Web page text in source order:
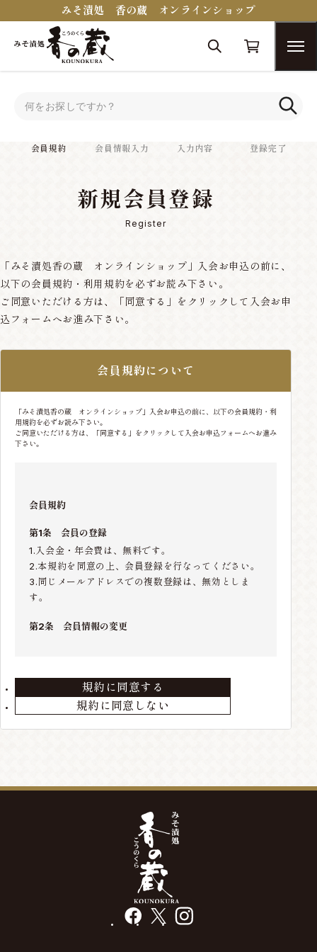
みそ漬処 香の蔵 オンラインショップ
会員規約 会員情報入力 入力内容 登録完了
新規会員登録
Register
「みそ漬処香の蔵 オンラインショップ」入会お申込の前に、
以下の会員規約・利用規約を必ずお読み下さい。
ご同意いただける方は、「同意する」をクリックして入会お申
込フォームへお進み下さい。
会員規約について
「みそ漬処香の蔵 オンラインショップ」入会お申込の前に、以下の会員規約・利
用規約を必ずお読み下さい。
ご同意いただける方は、「同意する」をクリックして入会お申込フォームへお進み
下さい。
会員規約
第1条 会員の登録
1.入会金・年会費は、無料です。
2.本規約を同意の上、会員登録を行なってください。
3.同じメールアドレスでの複数登録は、無効としま
す。
第2条 会員情報の変更
第3条 会員の退会
会員が退会を希望する場合には、当店までメールにて
当店の判断により、本サービスを変更・廃止をするこ
最終の発送から、3年以上経過している場合や、メー
ルアドレス等の不通が発生した場合には、会員情報を
削除する場合があります。
規約に同意しない
規約に同意する
facebook instagram